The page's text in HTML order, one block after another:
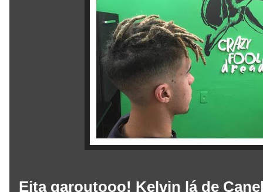
Eita garoutooo! Kelvin lá de